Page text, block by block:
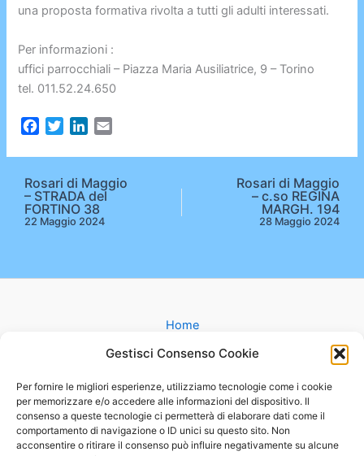
Gestisci Consenso Cookie
Per fornire le migliori esperienze, utilizziamo tecnologie come i cookie
per memorizzare e/o accedere alle informazioni del dispositivo. Il
consenso a queste tecnologie ci permetterà di elaborare dati come il
comportamento di navigazione o ID unici su questo sito. Non
acconsentire o ritirare il consenso può influire negativamente su alcune
una proposta formativa rivolta a tutti gli adulti interessati.
Per informazioni :
uffici parrocchiali – Piazza Maria Ausiliatrice, 9 – Torino
tel. 011.52.24.650
c
e
b
o
i
t
t
e
r
n
k
e
d
a
i
Rosari di Maggio
– STRADA del
FORTINO 38
22 Maggio 2024
Rosari di Maggio
– c.so REGINA
MARGH. 194
28 Maggio 2024
Home
Matrimonio
Battesimo
Cammini
Oratorio